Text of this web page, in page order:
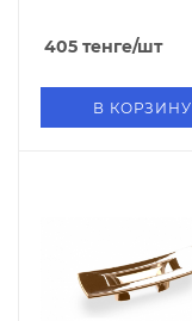
405 тенге/шт
В КОРЗИНУ